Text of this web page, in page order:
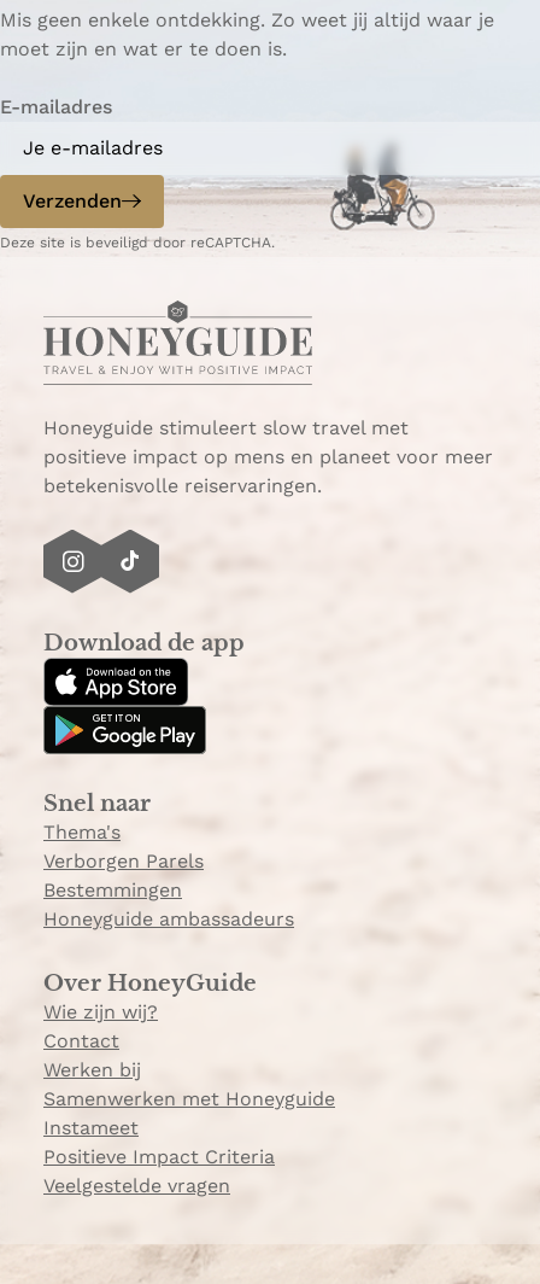
Mis geen enkele ontdekking. Zo weet jij altijd waar je
moet zijn en wat er te doen is.
E-mailadres
Verzenden
Deze site is beveiligd door reCAPTCHA.
Honeyguide stimuleert slow travel met
positieve impact op mens en planeet voor meer
betekenisvolle reiservaringen.
I
t
a
g
m
T
T
o
k
Download de app
Snel naar
Thema's
Verborgen Parels
Bestemmingen
Honeyguide ambassadeurs
Over HoneyGuide
Wie zijn wij?
Contact
Werken bij
Samenwerken met Honeyguide
Instameet
Positieve Impact Criteria
Veelgestelde vragen